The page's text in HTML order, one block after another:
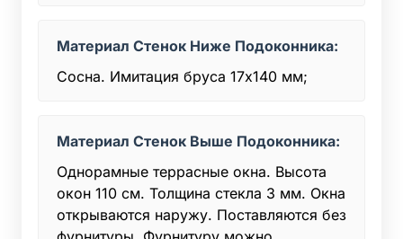
Материал Стенок Ниже Подоконника:
Сосна. Имитация бруса 17х140 мм;
Материал Стенок Выше Подоконника:
Однорамные террасные окна. Высота
окон 110 см. Толщина стекла 3 мм. Окна
открываются наружу. Поставляются без